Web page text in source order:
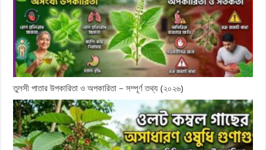
তুলসী পাতার উপকারিতা ও অপকারিতা – সম্পূর্ণ তথ্য (২০২৬)